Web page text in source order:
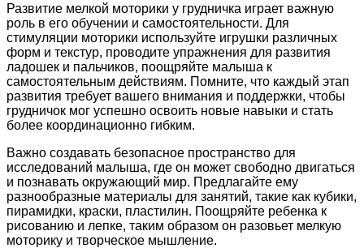
Развитие мелкой моторики у грудничка играет важную
роль в его обучении и самостоятельности. Для
стимуляции моторики используйте игрушки различных
форм и текстур, проводите упражнения для развития
ладошек и пальчиков, поощряйте малыша к
самостоятельным действиям. Помните, что каждый этап
развития требует вашего внимания и поддержки, чтобы
грудничок мог успешно освоить новые навыки и стать
более координационно гибким.
Важно создавать безопасное пространство для
исследований малыша, где он может свободно двигаться
и познавать окружающий мир. Предлагайте ему
разнообразные материалы для занятий, такие как кубики,
пирамидки, краски, пластилин. Поощряйте ребенка к
рисованию и лепке, таким образом он разовьет мелкую
моторику и творческое мышление.